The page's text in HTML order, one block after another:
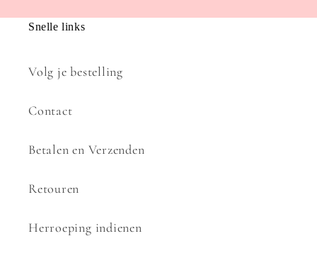
Snelle links
Volg je bestelling
Contact
Betalen en Verzenden
Retouren
Herroeping indienen